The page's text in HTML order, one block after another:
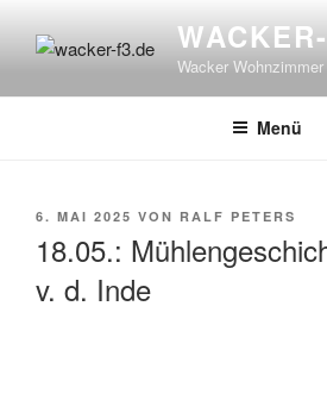
Inhalt
Wacker Wohnzimmer
Menü
VERÖFFENTLICHT
6. MAI 2025 VON RALF PETERS
18.05.:
v. d. Inde